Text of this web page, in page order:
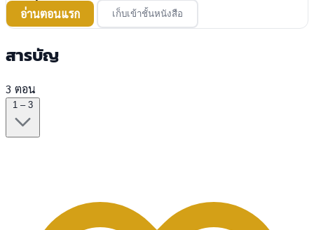
อ่านตอนแรก
เก็บเข้าชั้นหนังสือ
สารบัญ
3 ตอน
1 – 3